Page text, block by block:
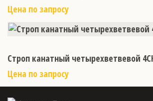
Цена по запросу
Строп канатный четырехветвевой
Цена по запросу